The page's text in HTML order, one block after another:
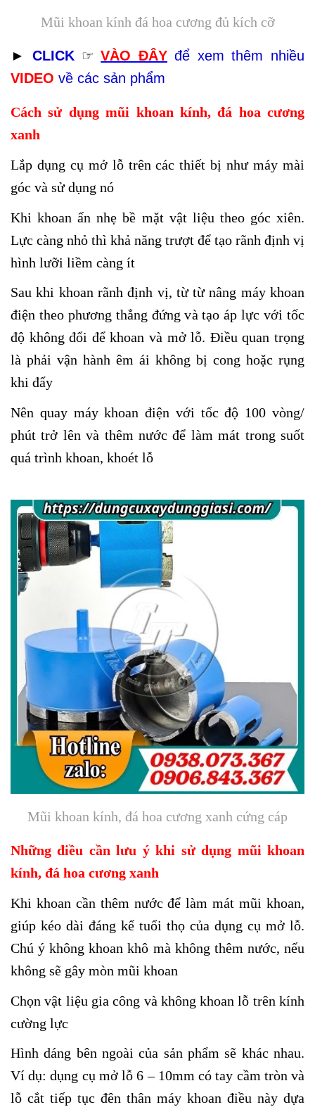
Mũi khoan kính đá hoa cương đủ kích cỡ
► CLICK ☞ VÀO ĐÂY để xem thêm nhiều
VIDEO về các sản phẩm
Cách sử dụng mũi khoan kính, đá hoa cương
xanh
Lắp dụng cụ mở lỗ trên các thiết bị như máy mài
góc và sử dụng nó
Khi khoan ấn nhẹ bề mặt vật liệu theo góc xiên.
Lực càng nhỏ thì khả năng trượt để tạo rãnh định vị
hình lưỡi liềm càng ít
Sau khi khoan rãnh định vị, từ từ nâng máy khoan
điện theo phương thẳng đứng và tạo áp lực với tốc
độ không đổi để khoan và mở lỗ. Điều quan trọng
là phải vận hành êm ái không bị cong hoặc rụng
khi đẩy
Nên quay máy khoan điện với tốc độ 100 vòng/
phút trở lên và thêm nước để làm mát trong suốt
quá trình khoan, khoét lỗ
Mũi khoan kính, đá hoa cương xanh cứng cáp
Những điều cần lưu ý khi sử dụng mũi khoan
kính, đá hoa cương xanh
Khi khoan cần thêm nước để làm mát mũi khoan,
giúp kéo dài đáng kể tuổi thọ của dụng cụ mở lỗ.
Chú ý không khoan khô mà không thêm nước, nếu
không sẽ gây mòn mũi khoan
Chọn vật liệu gia công và không khoan lỗ trên kính
cường lực
Hình dáng bên ngoài của sản phẩm sẽ khác nhau.
Ví dụ: dụng cụ mở lỗ 6 – 10mm có tay cầm tròn và
lỗ cắt tiếp tục đên thân máy khoan điều này dựa